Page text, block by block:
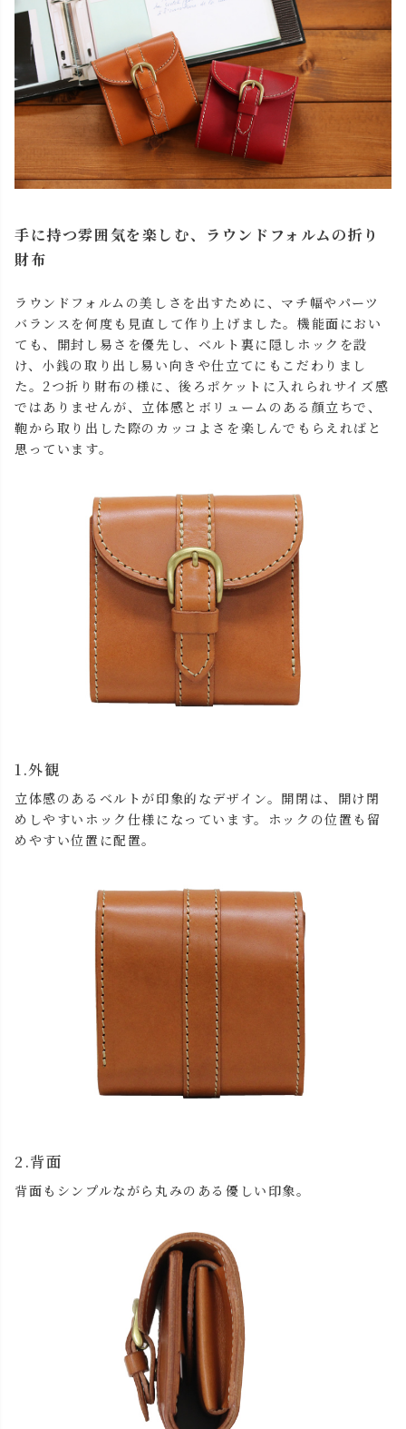
手に持つ雰囲気を楽しむ、ラウンドフォルムの折り
財布
ラウンドフォルムの美しさを出すために、マチ幅やパーツ
バランスを何度も見直して作り上げました。機能面におい
ても、開封し易さを優先し、ベルト裏に隠しホックを設
け、小銭の取り出し易い向きや仕立てにもこだわりまし
た。2つ折り財布の様に、後ろポケットに入れられサイズ感
ではありませんが、立体感とボリュームのある顔立ちで、
鞄から取り出した際のカッコよさを楽しんでもらえればと
思っています。
1.外観
立体感のあるベルトが印象的なデザイン。開閉は、開け閉
めしやすいホック仕様になっています。ホックの位置も留
めやすい位置に配置。
2.背面
背面もシンプルながら丸みのある優しい印象。